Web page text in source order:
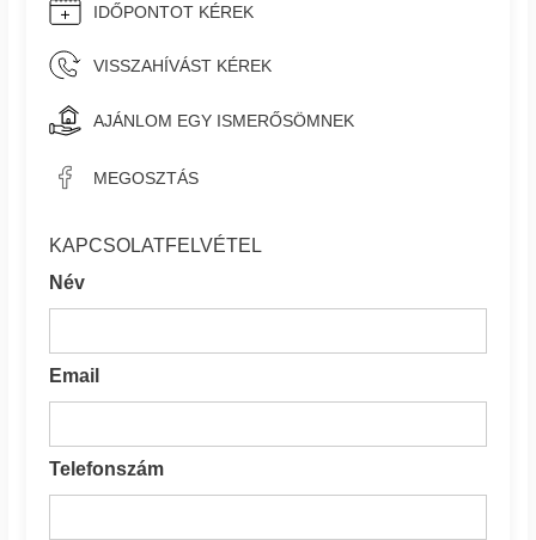
IDŐPONTOT KÉREK
VISSZAHÍVÁST KÉREK
AJÁNLOM EGY ISMERŐSÖMNEK
MEGOSZTÁS
KAPCSOLATFELVÉTEL
Név
Email
Telefonszám